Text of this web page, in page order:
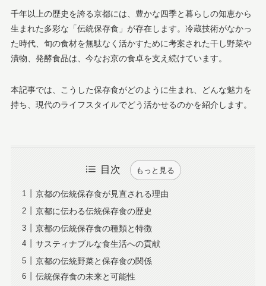
千年以上の歴史を誇る京都には、豊かな四季と暮らしの知恵から
生まれた多彩な「伝統保存食」が存在します。冷蔵技術がなかっ
た時代、旬の食材を無駄なく活かすために考案された干し野菜や
漬物、発酵食品は、今なお京の食卓を支え続けています。
本記事では、こうした保存食がどのように生まれ、どんな魅力を
持ち、現代のライフスタイルでどう活かせるのかを紹介します。
目次 もっと見る
京都の伝統保存食が見直される理由
京都に伝わる伝統保存食の歴史
京都の伝統保存食の種類と特徴
サスティナブルな食生活への貢献
京都の伝統野菜と保存食の関係
伝統保存食の未来と可能性